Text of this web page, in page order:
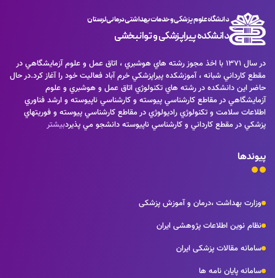
دانشگاه علوم پزشکی و خدمات بهداشتی درمانی لرستان
دانشکده پیراپزشکی و توانبخشی
در سال 1371 با اخذ مجوز رشته هاي هوشبري ، اتاق عمل و علوم آزمايشگاهي در
مقطع كارداني شبانه ، آموزشكده پيراپزشكي خرم آباد فعاليت خود را آغاز كرد.در حال
حاضر اين دانشكده در رشته هاي تكنولوژي اتاق عمل و هوشبري و علوم
آزمايشگاهي در مقاطع كارشناسي پيوسته و كارشناسي ناپيوسته و ارشد فناوري
اطلاعات سلامت و تكنولوژي راديولوژي در مقاطع كارشناسي پيوسته و فوريتهاي
پزشكي در مقطع كارداني و كارشناسي ناپيوسته دانشجو مي پذيردبیشتر
پیوندها
وزارت بهداشت ،درمان و آموزش پزشکی
نظام نوین اطلاعات پژوهشی ایران
سامانه مقالات پزشکی ایران
سامانه پایان نامه ها